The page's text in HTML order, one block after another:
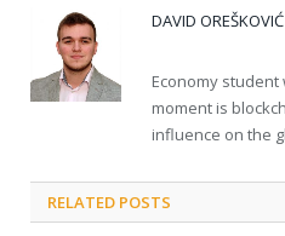
DAVID OREŠKOVIĆ
Economy
moment is
influence on the
RELATED POSTS